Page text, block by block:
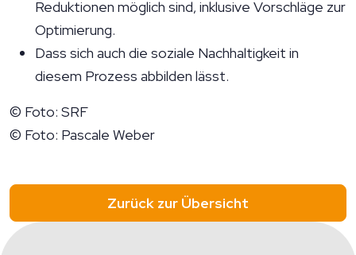
Reduktionen möglich sind, inklusive Vorschläge zur
Optimierung.
Dass sich auch die soziale Nachhaltigkeit in
diesem Prozess abbilden lässt.
© Foto: SRF
© Foto: Pascale Weber
Zurück zur Übersicht